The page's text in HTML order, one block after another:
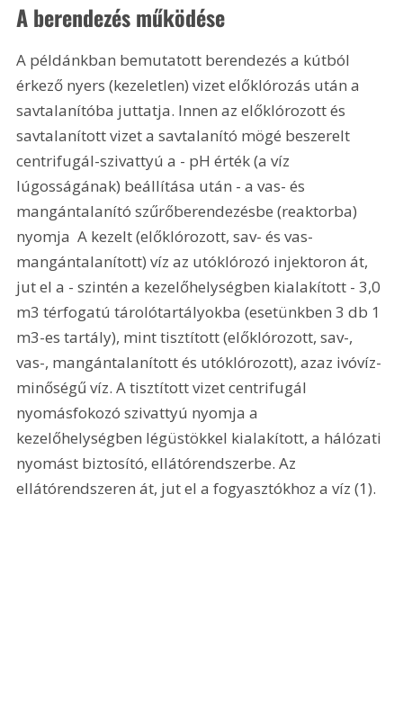
A berendezés működése
A példánkban bemutatott berendezés a kútból
érkező nyers (kezeletlen) vizet előklórozás után a
savtalanítóba juttatja. Innen az előklórozott és
savtalanított vizet a savtalanító mögé beszerelt
centrifugál-szivattyú a - pH érték (a víz
lúgosságának) beállítása után - a vas- és
mangántalanító szűrőberendezésbe (reaktorba)
nyomja  A kezelt (előklórozott, sav- és vas-
mangántalanított) víz az utóklórozó injektoron át,
jut el a - szintén a kezelőhelységben kialakított - 3,0
m3 térfogatú tárolótartályokba (esetünkben 3 db 1
m3-es tartály), mint tisztított (előklórozott, sav-,
vas-, mangántalanított és utóklórozott), azaz ivóvíz-
minőségű víz. A tisztított vizet centrifugál
nyomásfokozó szivattyú nyomja a
kezelőhelységben légüstökkel kialakított, a hálózati
nyomást biztosító, ellátórendszerbe. Az
ellátórendszeren át, jut el a fogyasztókhoz a víz (1).